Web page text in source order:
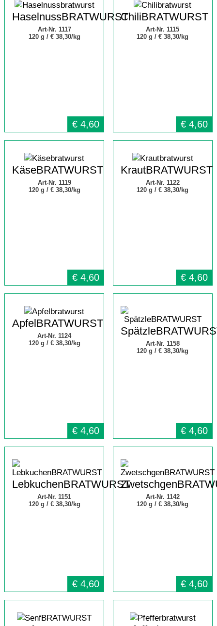
HaselnussBRATWURST
Art-Nr. 1117
120 g / € 38,30/kg
€ 4,60
ChiliBRATWURST
Art-Nr. 1115
120 g /€ 38,30/kg
€ 4,60
KäseBRATWURST
Art-Nr. 1119
120 g / € 38,30/kg
€ 4,60
KrautBRATWURST
Art-Nr. 1122
120 g /€ 38,30/kg
€ 4,60
ApfelBRATWURST
Art-Nr. 1124
120 g / € 38,30/kg
€ 4,60
Art-Nr. 1158
120 g /€ 38,30/kg
€ 4,60
LebkuchenBRATWURST
Art-Nr. 1151
120 g / € 38,30/kg
€ 4,60
Art-Nr. 1142
120 g /€ 38,30/kg
€ 4,60